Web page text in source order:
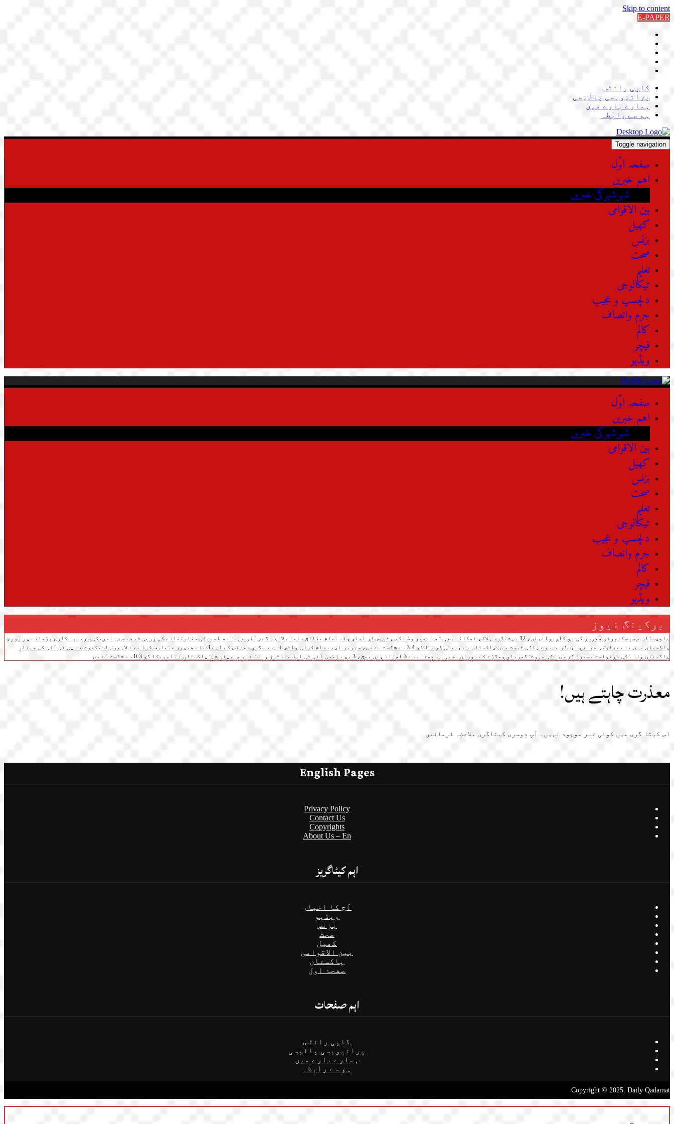
Skip to content
E-PAPER
کاپی رائٹس
پرائیویسی پالیسی
ہمارے بارے میں
ہم سے رابطہ
Toggle navigation
صفحہ اوّل
اہم خبریں
شہرشہرکی خبریں
بین الاقوامی
کھیل
بزنس
صحت
تعلیم
ٹیکنالوجی
دلچسپ و عجیب
جرم وانصاف
کالم
فیچر
ویڈیو
صفحہ اوّل
اہم خبریں
شہرشہرکی خبریں
بین الاقوامی
کھیل
بزنس
صحت
تعلیم
ٹیکنالوجی
دلچسپ و عجیب
جرم وانصاف
کالم
فیچر
ویڈیو
برکینگ نیوز
بلوچستان میں سکیورٹی فورسز کی دو کارروائیاں، 12 دہشتگرد ہلاک، ٹھکانہ بھی تباہ میر رضا کیس ٹریس کر لیا، جلد تمام حقائق سامنے لائیں گے، آئی جی سندھ امریکی سفارتخانے کی زرعی شعبے میں امریکی سرمایہ کاری بڑھانے پر زور،
پاکستان میں نئے تجارتی مواقع اجاگر
تیسرے ہاکی ٹیسٹ میں پاکستان نے جنوبی کوریا کو 4-3 سے شکست دے دی، سیریز اپنے نام کرلی واٹس ایپ نے گروپ چیٹس کے لیے 3 نئے فیچرز متعارف کرا دیے
لاہور ہائیکورٹ نے پی ٹی آئی کی مینارِ
پاکستان جلسے کی درخواست مسترد کر دی لکی مروت: گھریلو جھگڑے کے دوران دستی بم پھٹنے سے 3 افراد جاں بحق، 3 بچے زخمی آئی ٹی ایف ماسٹرز ورلڈ ٹیم چیمپئن شپ: پاکستان نے امریکا کو 3-0 سے شکست دے دی
معذرت چاہتے ہیں!
اس کیٹا گری میں کوئی خبر موجود نہیں۔ آپ دوسری کیٹاگری ملاحضہ فرمائیں
English Pages
Privacy Policy
Contact Us
Copyrights
About Us – En
اہم کیٹاگریز
آج کا اخبار
ویڈیو
بزنس
صحت
کھیل
بین الاقوامی
پاکستان
صفحۂ اول
اہم صفحات
کاپی رائٹس
پرائیویسی پالیسی
ہمارے بارے میں
ہم سے رابطہ
Copyright © 2025. Daily Qadamat